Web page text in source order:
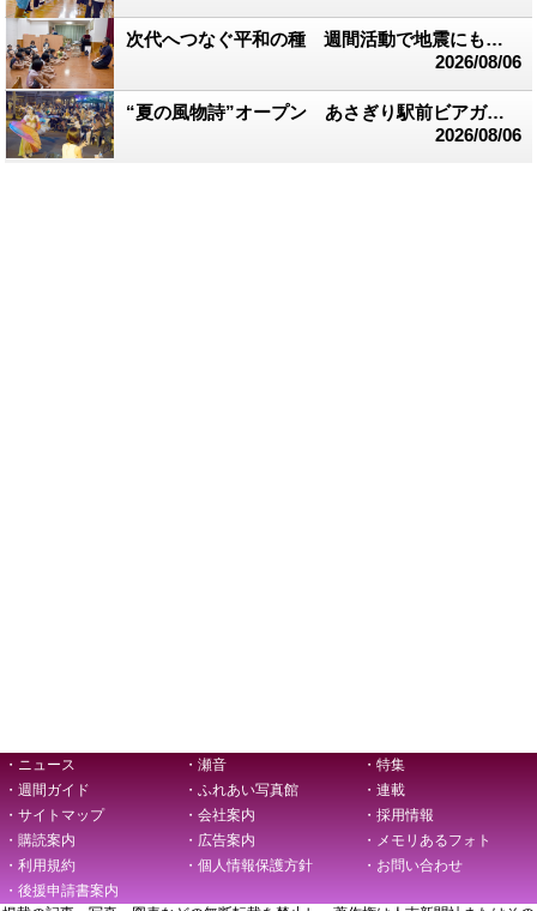
次代へつなぐ平和の種 週間活動で地震にも言及 渡保育園
2026/08/06
“夏の風物詩”オープン あさぎり駅前ビアガーデン
2026/08/06
・ニュース ・瀬音
・特集
・週間ガイド
・ふれあい写真館
・連載
・サイトマップ
・会社案内
・採用情報
・購読案内
・広告案内
・メモリあるフォト
・利用規約
・個人情報保護方針
・お問い合わせ
・後援申請書案内